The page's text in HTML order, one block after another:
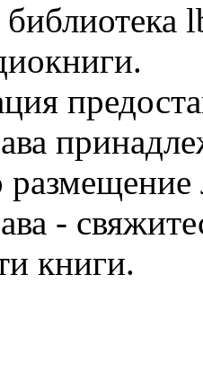
-
книги.